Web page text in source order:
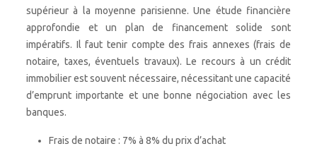
supérieur à la moyenne parisienne. Une étude financière
approfondie et un plan de financement solide sont
impératifs. Il faut tenir compte des frais annexes (frais de
notaire, taxes, éventuels travaux). Le recours à un crédit
immobilier est souvent nécessaire, nécessitant une capacité
d’emprunt importante et une bonne négociation avec les
banques.
Frais de notaire : 7% à 8% du prix d’achat